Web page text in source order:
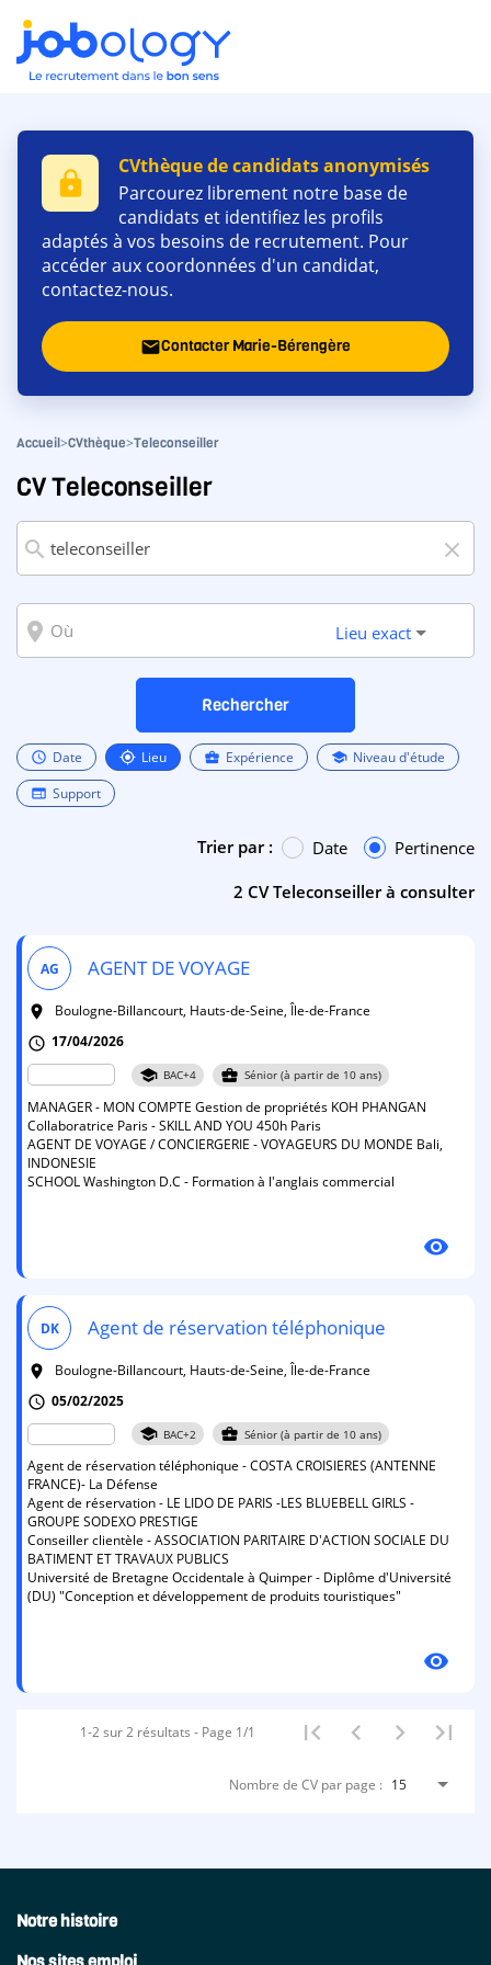
lock
CVthèque de candidats anonymisés
Parcourez librement notre base de
candidats et identifiez les profils
adaptés à vos besoins de recrutement. Pour
accéder aux coordonnées d'un candidat,
contactez-nous.
emailContacter Marie-Bérengère
Accueil>CVthèque>Teleconseiller
CV Teleconseiller
search close
room Lieu exact
Rechercher
schedule Date my_location Lieu business_center Expérience school Niveau d'étude
web Support
2 CV Teleconseiller à consulter
Trier par : Date Pertinence
AG AGENT DE VOYAGE
room
Boulogne-Billancourt, Hauts-de-Seine, Île-de-France
schedule 17/04/2026
school BAC+4 business_center Sénior (à partir de 10 ans)
MANAGER - MON COMPTE Gestion de propriétés KOH PHANGAN
Collaboratrice Paris - SKILL AND YOU 450h Paris
AGENT DE VOYAGE / CONCIERGERIE - VOYAGEURS DU MONDE Bali,
INDONESIE
SCHOOL Washington D.C - Formation à l'anglais commercial
visibility
DK Agent de réservation téléphonique
room
Boulogne-Billancourt, Hauts-de-Seine, Île-de-France
schedule 05/02/2025
school BAC+2 business_center Sénior (à partir de 10 ans)
Agent de réservation téléphonique - COSTA CROISIERES (ANTENNE
FRANCE)- La Défense
Agent de réservation - LE LIDO DE PARIS -LES BLUEBELL GIRLS -
GROUPE SODEXO PRESTIGE
Conseiller clientèle - ASSOCIATION PARITAIRE D'ACTION SOCIALE DU
BATIMENT ET TRAVAUX PUBLICS
Université de Bretagne Occidentale à Quimper - Diplôme d'Université
(DU) "Conception et développement de produits touristiques"
visibility
Nombre de CV par page : 15
1-2 sur 2 résultats - Page 1/1
Notre histoire